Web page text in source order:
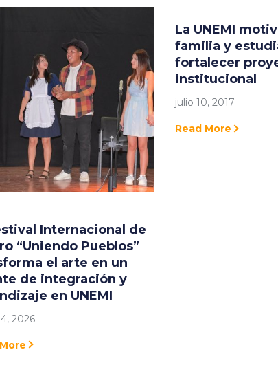
Internacional de
“Uniendo Pueblos”
el arte en un
de integración y
en UNEMI
2026
La UNEMI
familia y
fortalecer
institucional
julio 10, 2017
Read More